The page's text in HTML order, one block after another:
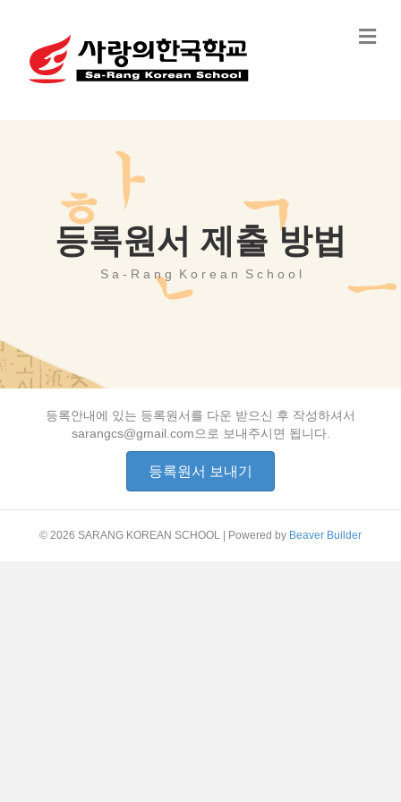
등록원서 제출 방법
S a - R a n g K o r e a n S c h o o l
등록안내에 있는 등록원서를 다운 받으신 후 작성하셔서
sarangcs@gmail.com으로 보내주시면 됩니다.
등록원서 보내기
© 2026 SARANG KOREAN SCHOOL Powered by Beaver Builder